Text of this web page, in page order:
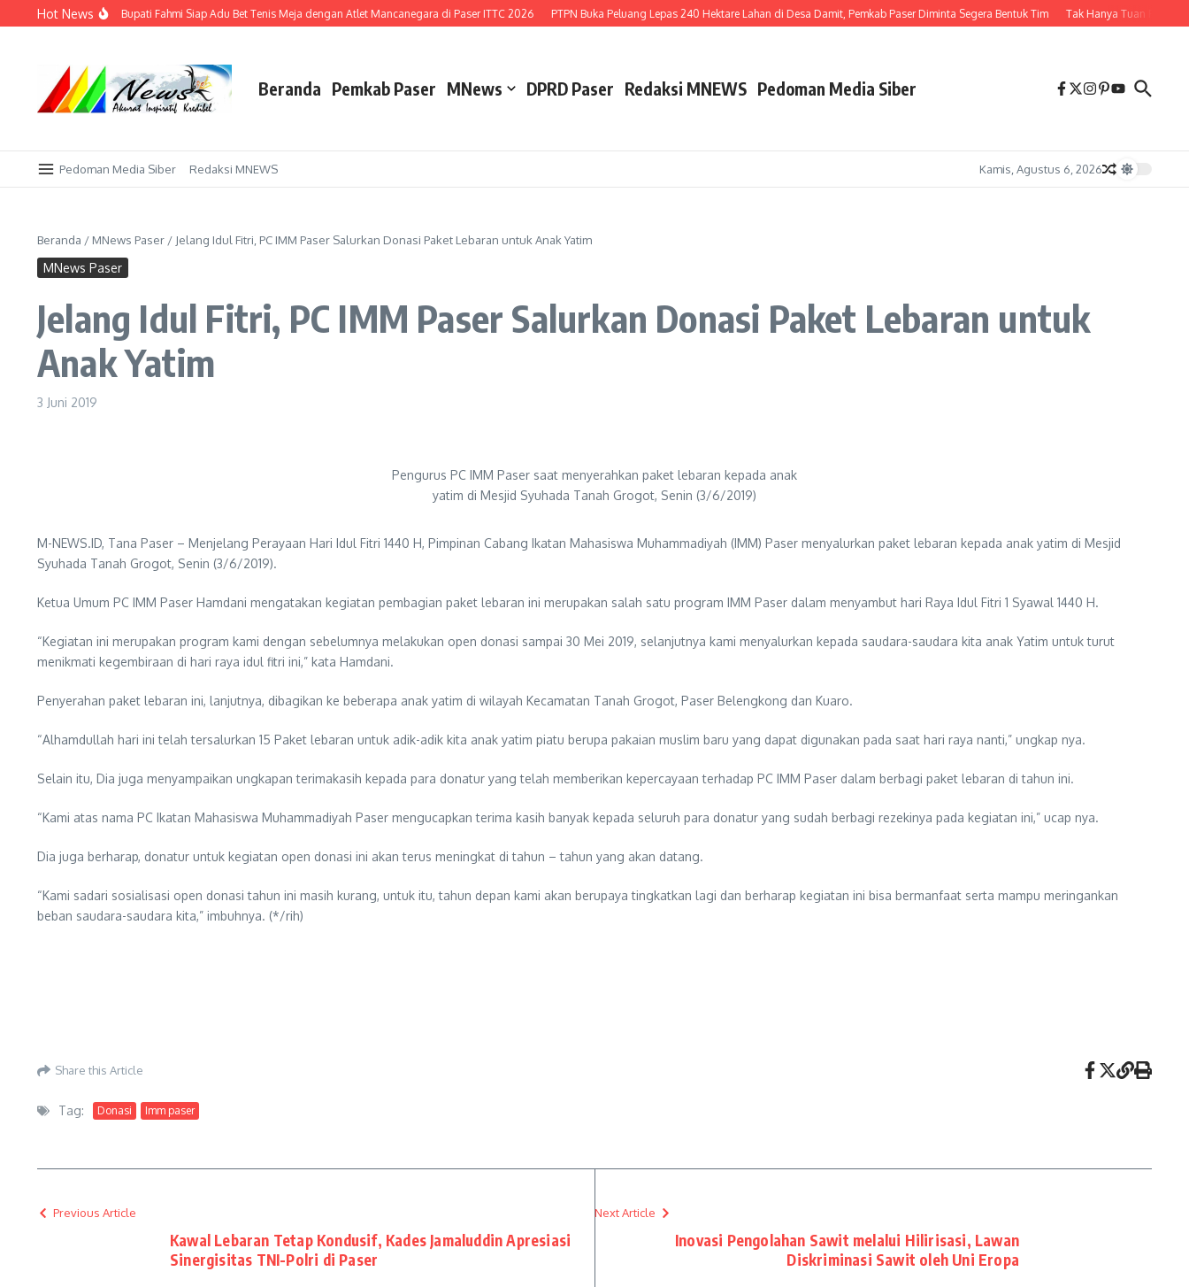
Lewati ke konten
Hot News
Tuan Rumah, Bupati Fahmi Siap Adu Bet Tenis Meja dengan Atlet Mancanegara di Paser ITTC 2026 PTPN Buka Peluang Lepas 240 Hektare Lahan di Desa Damit, Pemkab Paser Diminta Segera Bentuk Tim Tak Hanya Tuan Rumah,
Beranda Pemkab Paser MNews DPRD Paser Redaksi MNEWS Pedoman Media Siber
Pedoman Media Siber Redaksi MNEWS Kamis, Agustus 6, 2026
Beranda / MNews Paser / Jelang Idul Fitri, PC IMM Paser Salurkan Donasi Paket Lebaran untuk Anak Yatim
MNews Paser
Jelang Idul Fitri, PC IMM Paser Salurkan Donasi Paket Lebaran untuk
Anak Yatim
3 Juni 2019
Pengurus PC IMM Paser saat menyerahkan paket lebaran kepada anak
yatim di Mesjid Syuhada Tanah Grogot, Senin (3/6/2019)
M-NEWS.ID, Tana Paser – Menjelang Perayaan Hari Idul Fitri 1440 H, Pimpinan Cabang Ikatan Mahasiswa Muhammadiyah (IMM) Paser menyalurkan paket lebaran kepada anak yatim di Mesjid
Syuhada Tanah Grogot, Senin (3/6/2019).
Ketua Umum PC IMM Paser Hamdani mengatakan kegiatan pembagian paket lebaran ini merupakan salah satu program IMM Paser dalam menyambut hari Raya Idul Fitri 1 Syawal 1440 H.
“Kegiatan ini merupakan program kami dengan sebelumnya melakukan open donasi sampai 30 Mei 2019, selanjutnya kami menyalurkan kepada saudara-saudara kita anak Yatim untuk turut
menikmati kegembiraan di hari raya idul fitri ini,” kata Hamdani.
Penyerahan paket lebaran ini, lanjutnya, dibagikan ke beberapa anak yatim di wilayah Kecamatan Tanah Grogot, Paser Belengkong dan Kuaro.
“Alhamdullah hari ini telah tersalurkan 15 Paket lebaran untuk adik-adik kita anak yatim piatu berupa pakaian muslim baru yang dapat digunakan pada saat hari raya nanti,” ungkap nya.
Selain itu, Dia juga menyampaikan ungkapan terimakasih kepada para donatur yang telah memberikan kepercayaan terhadap PC IMM Paser dalam berbagi paket lebaran di tahun ini.
“Kami atas nama PC Ikatan Mahasiswa Muhammadiyah Paser mengucapkan terima kasih banyak kepada seluruh para donatur yang sudah berbagi rezekinya pada kegiatan ini,” ucap nya.
Dia juga berharap, donatur untuk kegiatan open donasi ini akan terus meningkat di tahun – tahun yang akan datang.
“Kami sadari sosialisasi open donasi tahun ini masih kurang, untuk itu, tahun depan kami akan berupaya tingkatkan lagi dan berharap kegiatan ini bisa bermanfaat serta mampu meringankan
beban saudara-saudara kita,” imbuhnya. (*/rih)
Share this Article
Tag: Donasi Imm paser
Previous Article
Kawal Lebaran Tetap Kondusif, Kades Jamaluddin Apresiasi
Sinergisitas TNI-Polri di Paser
Next Article
Inovasi Pengolahan Sawit melalui Hilirisasi, Lawan
Diskriminasi Sawit oleh Uni Eropa